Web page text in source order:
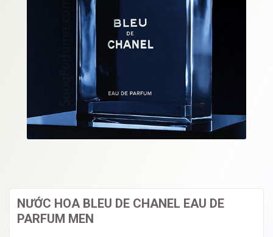
NƯỚC HOA BLEU DE CHANEL EAU DE
PARFUM MEN